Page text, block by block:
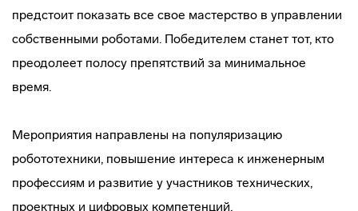
предстоит показать все свое мастерство в управлении
собственными роботами. Победителем станет тот, кто
преодолеет полосу препятствий за минимальное
время.
Мероприятия направлены на популяризацию
робототехники, повышение интереса к инженерным
профессиям и развитие у участников технических,
проектных и цифровых компетенций.